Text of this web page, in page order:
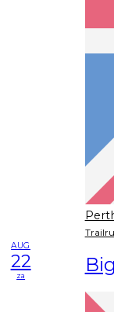
AUG
22
za